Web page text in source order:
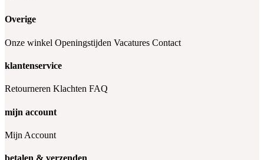
Overige
Onze winkel Openingstijden Vacatures Contact
klantenservice
Retourneren Klachten FAQ
mijn account
Mijn Account
betalen & verzenden